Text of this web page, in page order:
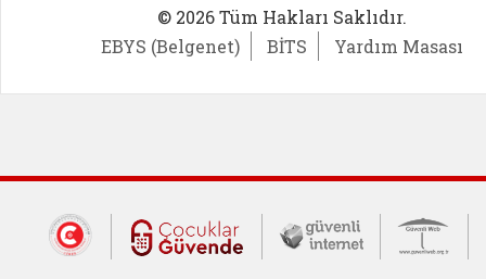
© 2026 Tüm Hakları Saklıdır.
EBYS (Belgenet)
BİTS Yardım Masası
Dış Bağlantılar
Cumhurbaşkanlığı İletişim Merkezi
Çocuklar Güvende (yeni
Güvenli